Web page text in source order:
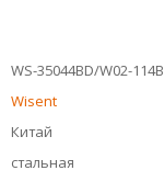
WS-35044BD/W02-114B
Wisent
Китай
стальная